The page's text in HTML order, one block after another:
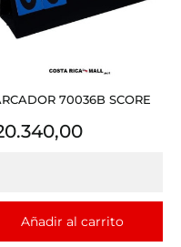
70036B SCORE
Añadir al carrito